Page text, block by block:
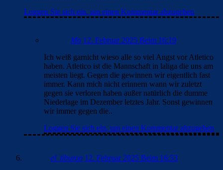
Loggen Sie sich ein, um einen Kommentar abzugeben
Mo 12. Februar 2025 Beim 16:19
Ich weiß garnicht wieso alle so viel Angst vor Atletico
haben. Atletico ist die Mannschaft in laliga die uns am
meisten liegt. Gegen die gewinnen wir eigentlich fast
immer. Kann mich nicht erinnern wann wir zuletzt
gegen sie verloren haben außer natürlich die dumme
Niederlage im Dezember letztes Jahr. Sonst gewinnen
wir immer gegen die..
Loggen Sie sich ein, um einen Kommentar abzugeben
el_tiburon 12. Februar 2025 Beim 16:53